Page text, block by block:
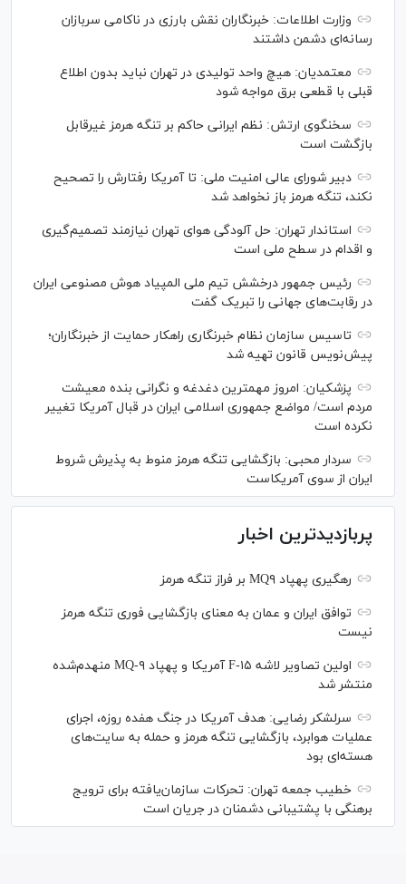
وزارت اطلاعات: خبرنگاران نقش بارزی در ناکامی سربازان
رسانه‌ای دشمن داشتند
معتمدیان: هیچ واحد تولیدی در تهران نباید بدون اطلاع
قبلی با قطعی برق مواجه شود
سخنگوی ارتش: نظم ایرانی حاکم بر تنگه هرمز غیرقابل
بازگشت است
دبیر شورای عالی امنیت ملی: تا آمریکا رفتارش را تصحیح
نکند، تنگه هرمز باز نخواهد شد
استاندار تهران: حل آلودگی هوای تهران نیازمند تصمیم‌گیری
و اقدام در سطح ملی است
رئیس جمهور درخشش تیم ملی المپیاد هوش مصنوعی ایران
در رقابت‌های جهانی را تبریک گفت
تاسیس سازمان نظام خبرنگاری راهکار حمایت از خبرنگاران؛
پیش‌نویس قانون تهیه شد
پزشکیان: امروز مهمترین دغدغه و نگرانی بنده معیشت
مردم است/ مواضع جمهوری اسلامی ایران در قبال آمریکا تغییر
نکرده است
سردار محبی: بازگشایی تنگه هرمز منوط به پذیرش شروط
ایران از سوی آمریکاست
پربازدیدترین اخبار
رهگیری پهپاد MQ۹ بر فراز تنگه هرمز
توافق ایران و عمان به معنای بازگشایی فوری تنگه هرمز
نیست
اولین تصاویر لاشه F-۱۵ آمریکا و پهپاد MQ-۹ منهدم‌شده
منتشر شد
سرلشکر رضایی: هدف آمریکا در جنگ هفده روزه، اجرای
عملیات هوابرد، بازگشایی تنگه هرمز و حمله به سایت‌های
هسته‌ای بود
خطیب جمعه تهران: تحرکات سازمان‌یافته برای ترویج
برهنگی با پشتیبانی دشمنان در جریان است